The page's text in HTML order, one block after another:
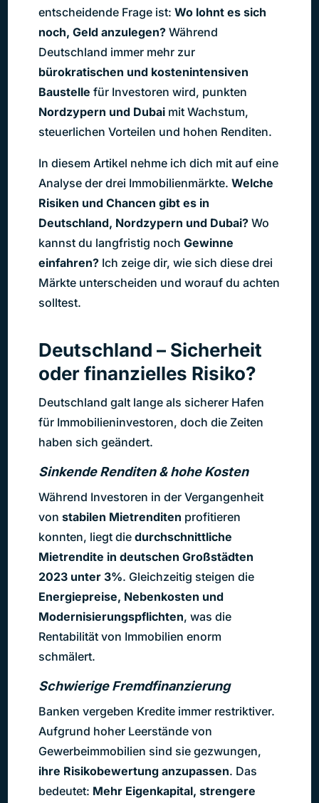
entscheidende Frage ist: Wo lohnt es sich
noch, Geld anzulegen?Während
Deutschland immer mehr zur
bürokratischen und kostenintensiven
Baustelle für Investoren wird, punkten
Nordzypern und Dubaimit Wachstum,
steuerlichen Vorteilen und hohen Renditen.
In diesem Artikel nehme ich dich mit auf eine
Analyse der drei Immobilienmärkte. Welche
Risiken und Chancen gibt es in
Deutschland, Nordzypern und Dubai?Wo
kannst du langfristig noch Gewinne
einfahren?Ich zeige dir, wie sich diese drei
Märkte unterscheiden und worauf du achten
solltest.
Deutschland – Sicherheit
oder finanzielles Risiko?
Deutschland galt lange als sicherer Hafen
für Immobilieninvestoren, doch die Zeiten
haben sich geändert.
Sinkende Renditen & hohe Kosten
Während Investoren in der Vergangenheit
von stabilen Mietrenditen profitieren
konnten, liegt die durchschnittliche
Mietrendite in deutschen Großstädten
2023 unter 3%. Gleichzeitig steigen die
Energiepreise, Nebenkosten und
Modernisierungspflichten, was die
Rentabilität von Immobilien enorm
schmälert.
Schwierige Fremdfinanzierung
Banken vergeben Kredite immer restriktiver.
Aufgrund hoher Leerstände von
Gewerbeimmobilien sind sie gezwungen,
ihre Risikobewertung anzupassen. Das
bedeutet: Mehr Eigenkapital, strengere